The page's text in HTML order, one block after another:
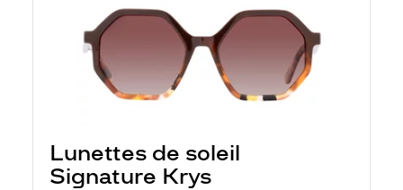
Lunettes de soleil
Signature Krys